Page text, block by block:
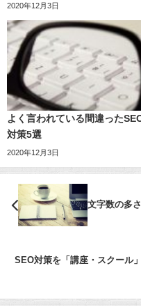
2020年12月3日
よく言われている間違った
対策5選
2020年12月3日
文字数の多
SEO対策を「講座・スクール